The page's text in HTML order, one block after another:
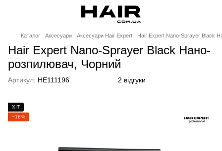
Каталог Аксесуари Аксесуари Hair Expert Hair Expert Nano-Sprayer Black
Hair Expert Nano-Sprayer Black Нано-
розпилювач, Чорний
Артикул: HE111196 2 відгуки
ХІТ
−16%